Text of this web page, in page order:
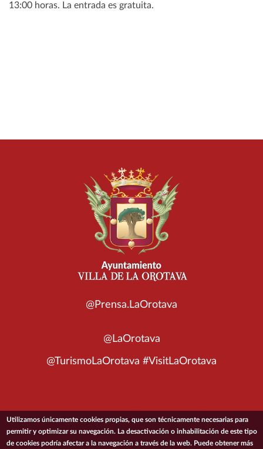
13:00 horas. La entrada es gratuita.
@Prensa.LaOrotava
@LaOrotava
@TurismoLaOrotava #VisitLaOrotava
© 2026 Ayuntamiento de la Villa de La Orotava
Utilizamos únicamente cookies propias, que son técnicamente necesarias para
permitir y optimizar su navegación. La desactivación o inhabilitación de este tipo
de cookies podría afectar a la navegación a través de la web. Puede obtener más